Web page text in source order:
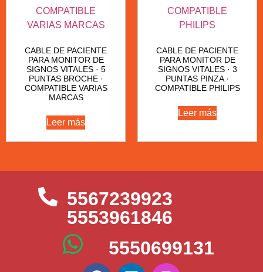
CABLE DE PACIENTE
PARA MONITOR DE
SIGNOS VITALES · 5
PUNTAS BROCHE ·
COMPATIBLE VARIAS
MARCAS
Leer más
CABLE DE PACIENTE
PARA MONITOR DE
SIGNOS VITALES · 3
PUNTAS PINZA ·
COMPATIBLE PHILIPS
Leer más
5567239923
5553961846
5550699131